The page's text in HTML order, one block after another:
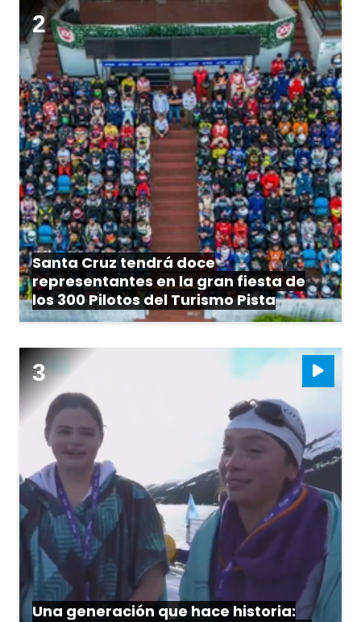
Santa Cruz tendrá doce
representantes en la gran fiesta de
los 300 Pilotos del Turismo Pista
Una generación que hace historia: